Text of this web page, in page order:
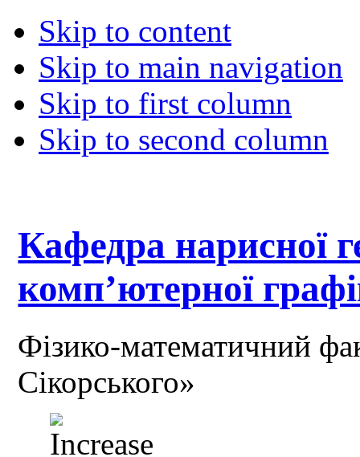
Skip to content
Skip to main navigation
Skip to first column
Skip to second column
Кафедра нарисної
комп’ютерної
Фізико-математичний
Сікорського»